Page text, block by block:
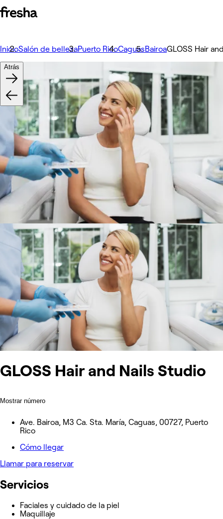
InicioSalón de bellezaPuerto RicoCaguasBairoaGLOSS Hair
GLOSS Hair and Nails Studio
Mostrar número
Ave. Bairoa, M3 Ca. Sta. María, Caguas, 00727, Puerto
Rico
Cómo llegar
Llamar para reservar
Atrás
Servicios
Faciales y cuidado de la piel
Maquillaje